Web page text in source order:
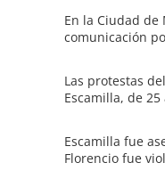
En la Ciudad
comunicación
Las protestas
Escamilla, de
Escamilla fue
Florencio fue